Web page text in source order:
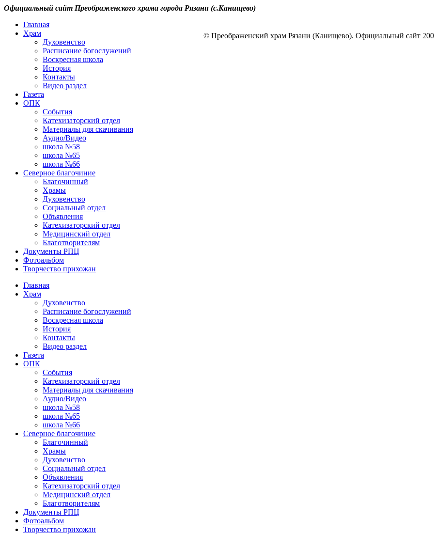
Официальный сайт Преображенского храма города Рязани (с.Канищево)
Главная
Храм
Духовенство
Расписание богослужений
Воскресная школа
История
Контакты
Видео раздел
Газета
ОПК
События
Катехизаторский отдел
Материалы для скачивания
Аудио/Видео
школа №58
школа №65
школа №66
Северное благочиние
Благочинный
Храмы
Духовенство
Социальный отдел
Объявления
Катехизаторский отдел
Медицинский отдел
Благотворителям
Документы РПЦ
Фотоальбом
Творчество прихожан
Главная
Храм
Духовенство
Расписание богослужений
Воскресная школа
История
Контакты
Видео раздел
Газета
ОПК
События
Катехизаторский отдел
Материалы для скачивания
Аудио/Видео
школа №58
школа №65
школа №66
Северное благочиние
Благочинный
Храмы
Духовенство
Социальный отдел
Объявления
Катехизаторский отдел
Медицинский отдел
Благотворителям
Документы РПЦ
Фотоальбом
Творчество прихожан
© Преображенский храм Рязани (Канищево). Официальный сайт